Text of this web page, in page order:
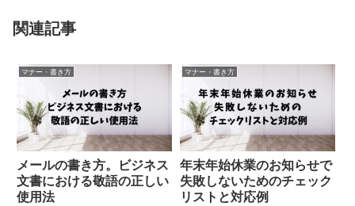
関連記事
マナー・書き方
メールの書き方。ビジネス
文書における敬語の正しい
使用法
マナー・書き方
年末年始休業のお知らせで
失敗しないためのチェック
リストと対応例